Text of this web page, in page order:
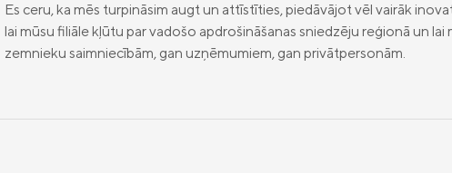
Es ceru, ka mēs turpināsim augt un attīstīties, piedāvājot vēl vairāk
lai mūsu filiāle kļūtu par vadošo apdrošināšanas sniedzēju reģionā un
zemnieku saimniecībām, gan uzņēmumiem, gan privātpersonām.